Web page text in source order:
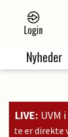
Login
Nyheder
LIVE: UVM